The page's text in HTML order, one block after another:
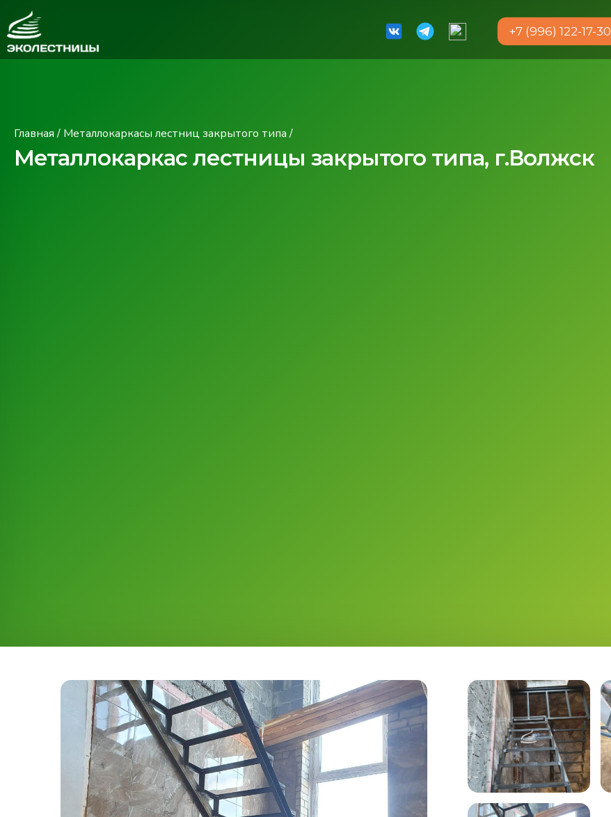
+7 (996) 122-17-30
Главная/ Металлокаркасы лестниц закрытого типа/
Металлокаркас лестницы закрытого типа, г.Волжск